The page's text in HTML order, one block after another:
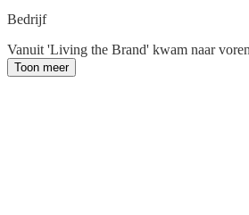
Bedrijf
Vanuit 'Living the Brand' kwam naar
Toon meer